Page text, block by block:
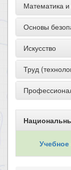
Математика
Основы
Искусство
Труд